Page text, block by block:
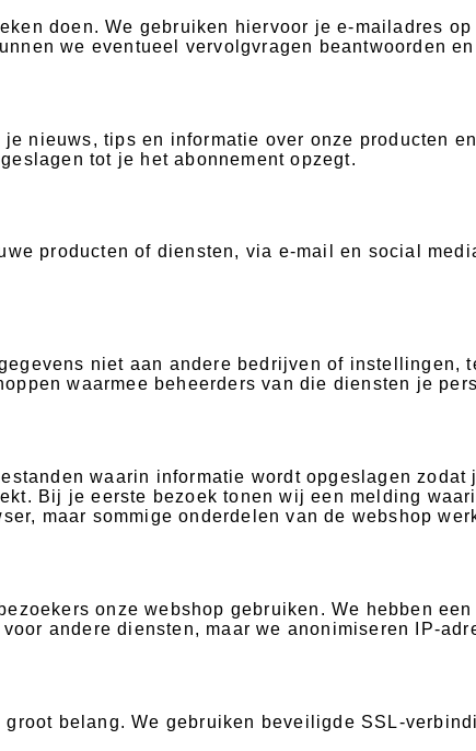
doen. We gebruiken hiervoor je e-mailadres
we eventueel vervolgvragen beantwoorden
nieuws, tips en informatie over onze producten
tot je het abonnement opzegt.
producten of diensten, via e-mail en social
niet aan andere bedrijven of
waarmee beheerders van die diensten je
waarin informatie wordt opgeslagen
Bij je eerste bezoek tonen wij een melding
maar sommige onderdelen van de webshop
onze webshop gebruiken. We hebben
andere diensten, maar we anonimiseren IP-
belang. We gebruiken beveiligde SSL-